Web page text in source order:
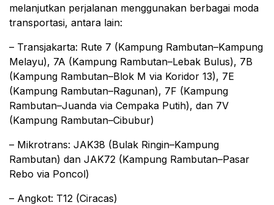
melanjutkan perjalanan menggunakan berbagai moda
transportasi, antara lain:
– Transjakarta: Rute 7 (Kampung Rambutan–Kampung
Melayu), 7A (Kampung Rambutan–Lebak Bulus), 7B
(Kampung Rambutan–Blok M via Koridor 13), 7E
(Kampung Rambutan–Ragunan), 7F (Kampung
Rambutan–Juanda via Cempaka Putih), dan 7V
(Kampung Rambutan–Cibubur)
– Mikrotrans: JAK38 (Bulak Ringin–Kampung
Rambutan) dan JAK72 (Kampung Rambutan–Pasar
Rebo via Poncol)
– Angkot: T12 (Ciracas)